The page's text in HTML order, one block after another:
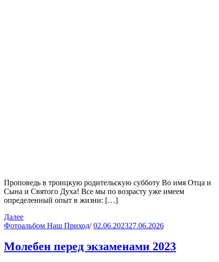
Проповедь в троицкую родительскую субботу Во имя Отца и
Сына и Святого Духа! Все мы по возрасту уже имеем
определенный опыт в жизни: […]
Далее
Фотоальбом Наш Приход/ 02.06.202327.06.2026
Молебен перед экзаменами 2023